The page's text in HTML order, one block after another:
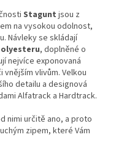
Stagunt jsou z
na vysokou odolnost,
Návleky se skládají
, doplněné o
nejvíce exponovaná
vlivům. Velkou
detailu a designová
Alfatrack a Hardtrack.
nimi určitě ano, a proto
zipem, které Vám